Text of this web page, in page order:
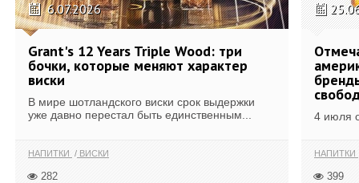
6.07.2026
Grant's 12 Years Triple Wood: три
бочки, которые меняют характер
виски
В мире шотландского виски срок выдержки
уже давно перестал быть единственным...
НАПИТКИ ВИСКИ
282
4 июля
НАПИТКИ
399